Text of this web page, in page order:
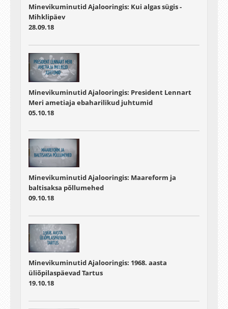
Minevikuminutid Ajalooringis: Kui algas sügis -
Mihklipäev
28.09.18
Minevikuminutid Ajalooringis: President Lennart
Meri ametiaja ebaharilikud juhtumid
05.10.18
Minevikuminutid Ajalooringis: Maareform ja
baltisaksa põllumehed
09.10.18
Minevikuminutid Ajalooringis: 1968. aasta
üliõpilaspäevad Tartus
19.10.18